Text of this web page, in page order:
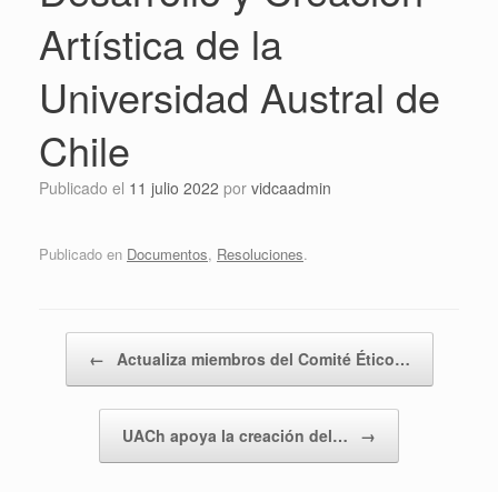
Artística de la
Universidad Austral de
Chile
Publicado el 11 julio 2022 por vidcaadmin
Publicado en Documentos, Resoluciones.
← Actualiza miembros del Comité Ético…
UACh apoya la creación del… →